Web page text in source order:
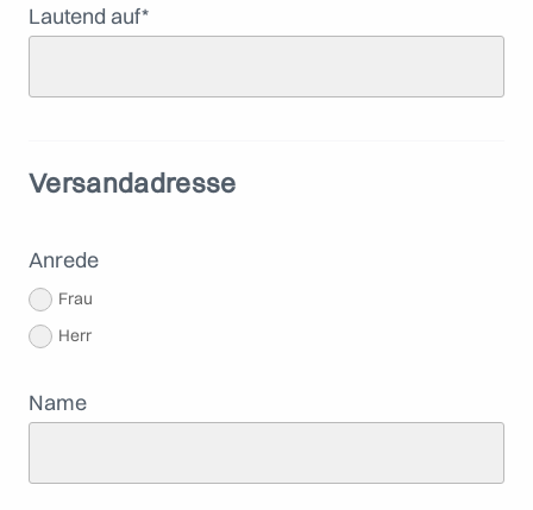
Lautend auf*
Versandadresse
Anrede
Frau
Herr
Name